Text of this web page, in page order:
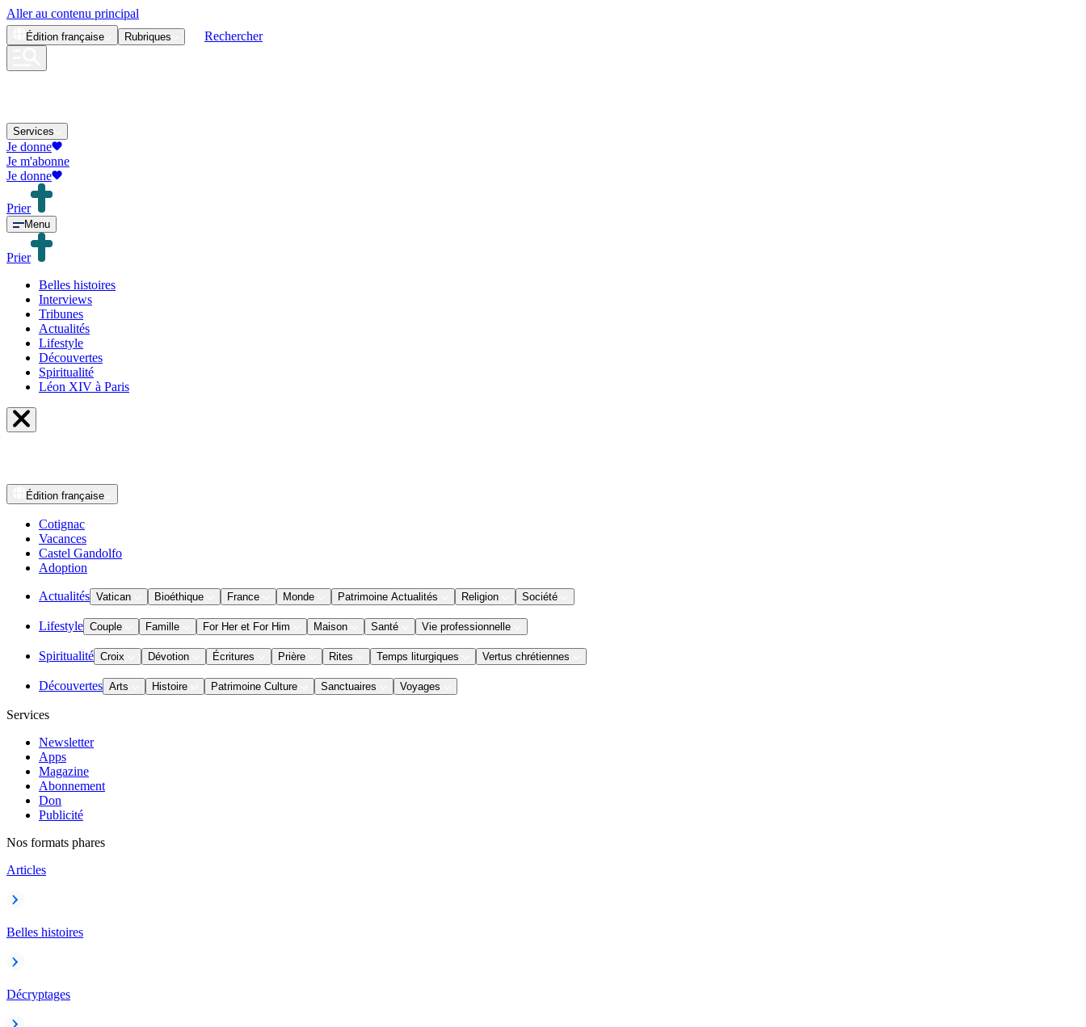
Aller au contenu principal
Édition française Rubriques Rechercher
Services
Je donne
Je m'abonne
Je donne
Prier
Menu
Prier
Belles histoires
Interviews
Tribunes
Actualités
Lifestyle
Découvertes
Spiritualité
Léon XIV à Paris
Édition française
Cotignac
Vacances
Castel Gandolfo
Adoption
Actualités Vatican Bioéthique France Monde Patrimoine Actualités Religion Société
Lifestyle Couple Famille For Her et For Him Maison Santé Vie professionnelle
Spiritualité Croix Dévotion Écritures Prière Rites Temps liturgiques Vertus chrétiennes
Découvertes Arts Histoire Patrimoine Culture Sanctuaires Voyages
Services
Newsletter
Apps
Magazine
Abonnement
Don
Publicité
Nos formats phares
Articles
Belles histoires
Décryptages